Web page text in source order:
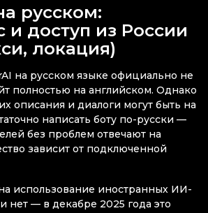
русском:
и доступ из России
локация)
на русском языке официально не
полностью на английском. Однако
описания и диалоги могут быть на
написать боту по-русски —
без проблем отвечают на
зависит от подключенной
использование иностранных ИИ-
нет — в декабре 2025 года это